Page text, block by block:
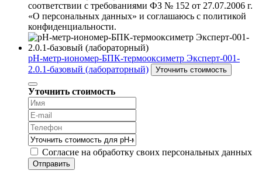
соответствии с требованиями ФЗ № 152 от 27.07.2006 г.
«О персональных данных» и соглашаюсь с политикой
конфиденциальности.
рН-метр-иономер-БПК-термооксиметр Эксперт-001-
2.0.1-базовый (лабораторный)
Уточнить стоимость
Уточнить стоимость
Согласие на обработку своих персональных данных
Отправить